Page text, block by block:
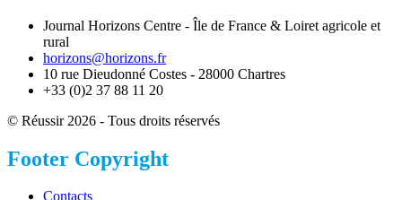
Journal Horizons Centre - Île de France & Loiret agricole et
rural
horizons@horizons.fr
10 rue Dieudonné Costes - 28000 Chartres
+33 (0)2 37 88 11 20
© Réussir 2026 - Tous droits réservés
Footer Copyright
Contacts